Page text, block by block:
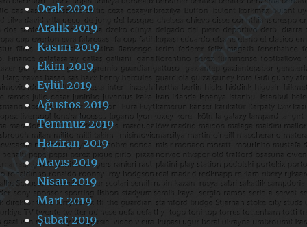
Ocak 2020
Aralık 2019
Kasım 2019
Ekim 2019
Eylül 2019
Ağustos 2019
Temmuz 2019
Haziran 2019
Mayıs 2019
Nisan 2019
Mart 2019
Şubat 2019